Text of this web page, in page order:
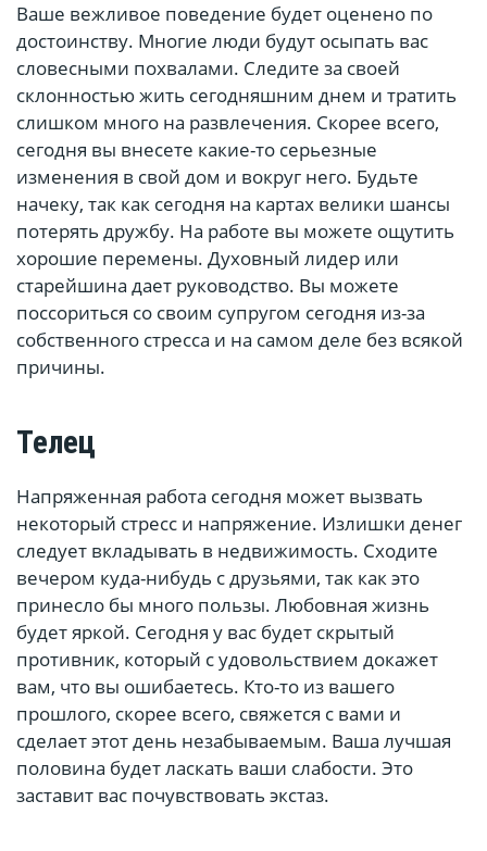
Ваше вежливое поведение будет оценено по
достоинству. Многие люди будут осыпать вас
словесными похвалами. Следите за своей
склонностью жить сегодняшним днем и тратить
слишком много на развлечения. Скорее всего,
сегодня вы внесете какие-то серьезные
изменения в свой дом и вокруг него. Будьте
начеку, так как сегодня на картах велики шансы
потерять дружбу. На работе вы можете ощутить
хорошие перемены. Духовный лидер или
старейшина дает руководство. Вы можете
поссориться со своим супругом сегодня из-за
собственного стресса и на самом деле без всякой
причины.
Телец
Напряженная работа сегодня может вызвать
некоторый стресс и напряжение. Излишки денег
следует вкладывать в недвижимость. Сходите
вечером куда-нибудь с друзьями, так как это
принесло бы много пользы. Любовная жизнь
будет яркой. Сегодня у вас будет скрытый
противник, который с удовольствием докажет
вам, что вы ошибаетесь. Кто-то из вашего
прошлого, скорее всего, свяжется с вами и
сделает этот день незабываемым. Ваша лучшая
половина будет ласкать ваши слабости. Это
заставит вас почувствовать экстаз.